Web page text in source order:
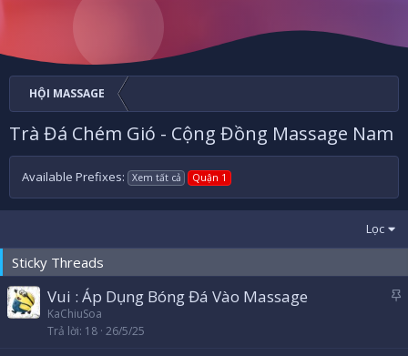
HỘI MASSAGE
Trà Đá Chém Gió - Cộng Đồng Massage Nam
Available Prefixes: Xem tất cả Quận 1
Lọc
Sticky Threads
Vui : Áp Dụng Bóng Đá Vào Massage
KaChiuSoa
Trả lời 18 26/5/25